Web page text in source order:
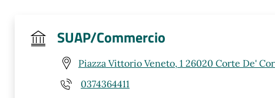
SUAP/Commercio
Piazza Vittorio Veneto, 1 26020 Corte De'
0374364411